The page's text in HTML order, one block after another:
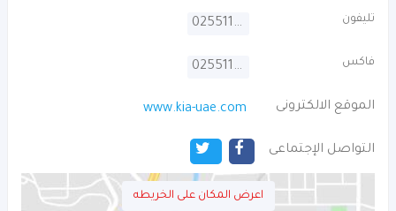
تليفون 025511995
فاكس 025511959
الموقع الالكترونى www.kia-uae.com
التواصل الإجتماعى
اعرض المكان على الخريطه